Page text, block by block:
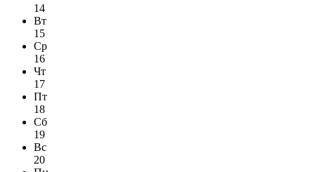
14
Вт
15
Ср
16
Чт
17
Пт
18
Сб
19
Вс
20